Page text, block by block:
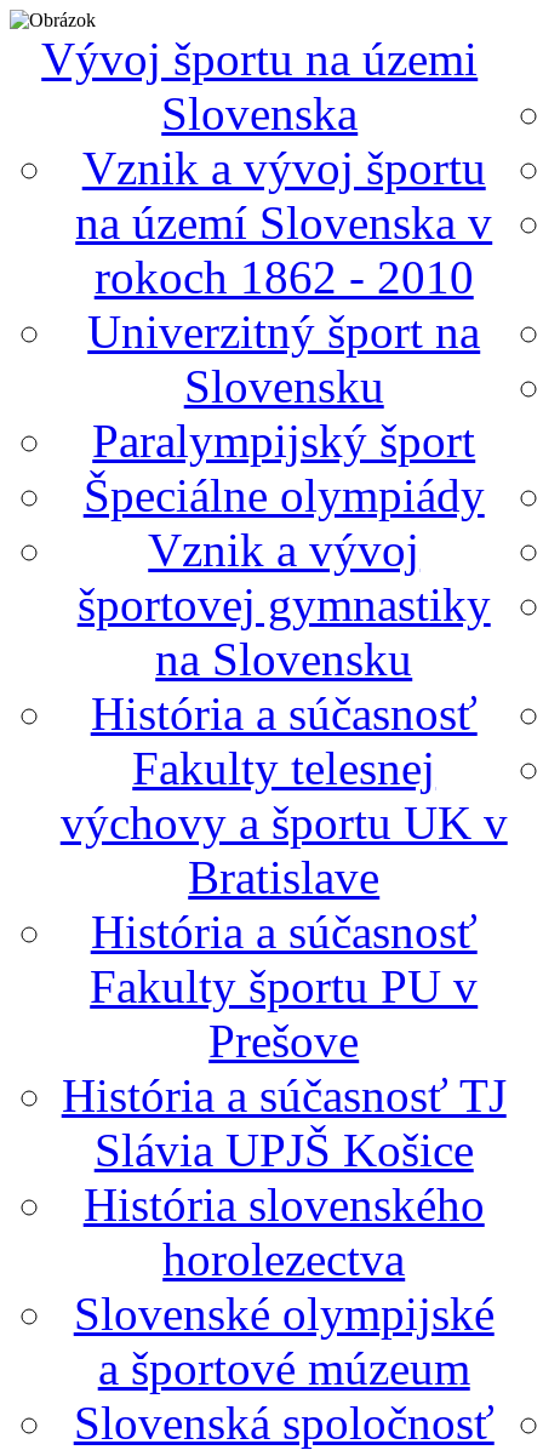
Vývoj športu na územi
Slovenska
Vznik a vývoj športu
na území Slovenska v
rokoch 1862 - 2010
Univerzitný šport na
Slovensku
Paralympijský šport
Špeciálne olympiády
Vznik a vývoj
športovej gymnastiky
na Slovensku
História a súčasnosť
Fakulty telesnej
výchovy a športu UK v
Bratislave
História a súčasnosť
Fakulty športu PU v
Prešove
História a súčasnosť TJ
Slávia UPJŠ Košice
História slovenského
horolezectva
Slovenské olympijské
a športové múzeum
Slovenská spoločnosť